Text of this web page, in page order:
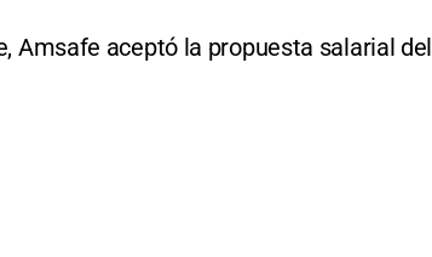
Amsafe aceptó la propuesta salarial del